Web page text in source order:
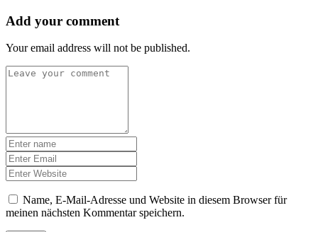
Add your comment
Your email address will not be published.
Name, E-Mail-Adresse und Website in diesem Browser für
meinen nächsten Kommentar speichern.